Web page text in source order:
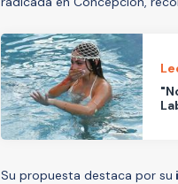
Su propuesta destaca por su